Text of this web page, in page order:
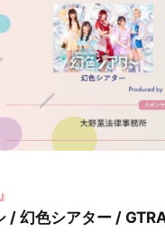
/ 幻色シアター /